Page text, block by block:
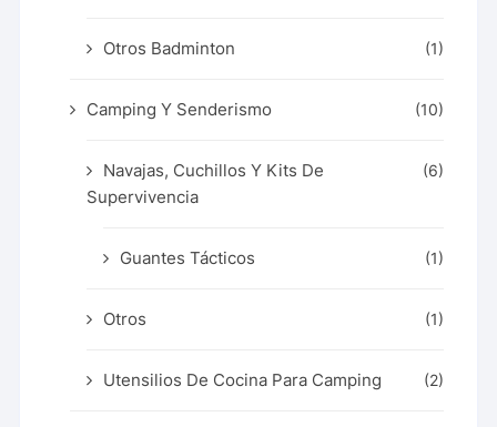
Otros Badminton (1)
Camping Y Senderismo (10)
Navajas, Cuchillos Y Kits De
Supervivencia
(6)
Guantes Tácticos (1)
Otros (1)
Utensilios De Cocina Para Camping (2)